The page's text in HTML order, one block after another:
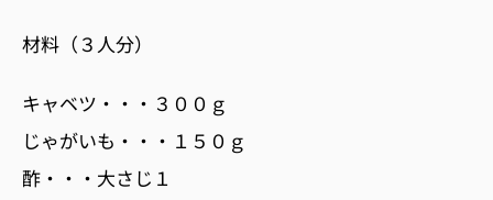
材料（３人分）
キャベツ・・・３００ｇ
じゃがいも・・・１５０ｇ
酢・・・大さじ１